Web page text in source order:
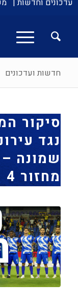
עדכונים וחדשות |
חדשות ועדכונים
סיקור
נגד
מחזור 4